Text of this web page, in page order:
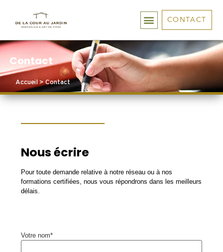
CONTACT
Contact
Accueil>Contact
Nous écrire
Pour toute demande relative à notre réseau ou à nos
formations certifiées, nous vous répondrons dans les meilleurs
délais.
Votre nom*